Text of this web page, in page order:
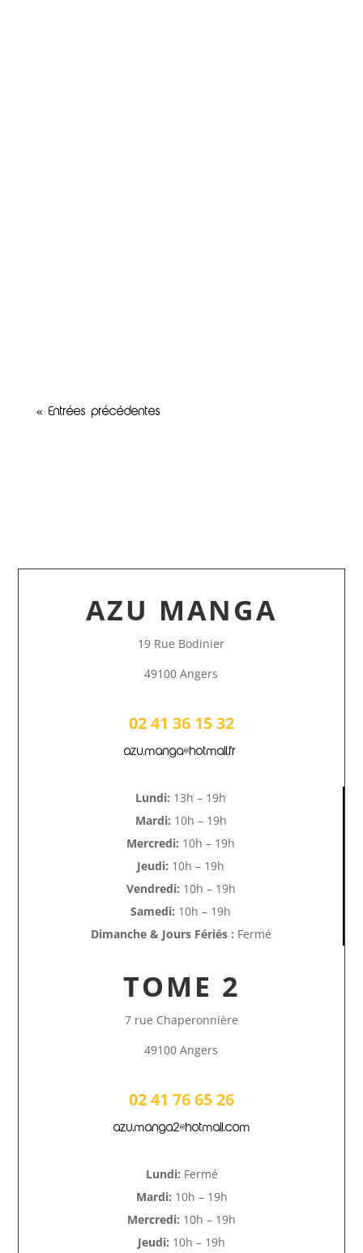
« Entrées précédentes
AZU MANGA
19 Rue Bodinier
49100 Angers
02 41 36 15 32
azu.manga@hotmail.fr
Lundi: 13h – 19h
Mardi: 10h – 19h
Mercredi: 10h – 19h
Jeudi: 10h – 19h
Vendredi: 10h – 19h
Samedi: 10h – 19h
Dimanche & Jours Fériés : Fermé
TOME 2
7 rue Chaperonnière
49100 Angers
02 41 76 65 26
azu.manga2@hotmail.com
Lundi: Fermé
Mardi: 10h – 19h
Mercredi: 10h – 19h
Jeudi: 10h – 19h